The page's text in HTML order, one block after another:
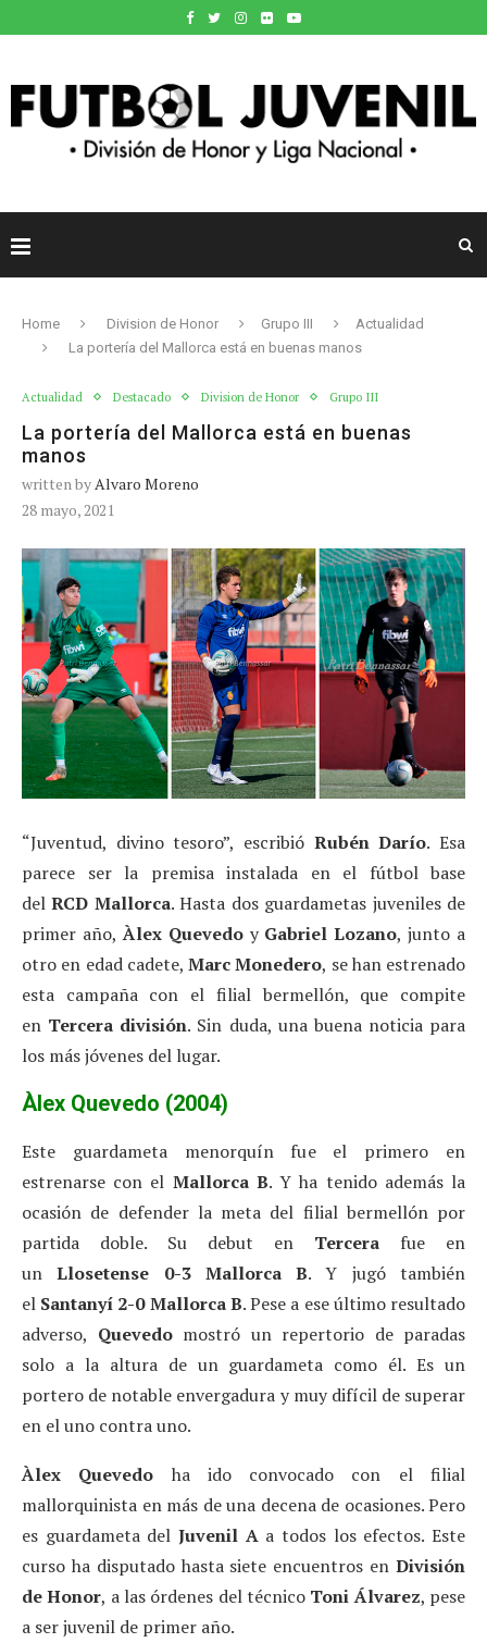
Home Division de Honor Grupo III
Actualidad
La portería del Mallorca está en buenas manos
Actualidad Destacado Division de Honor Grupo III
La portería del Mallorca está en buenas
manos
written byAlvaro Moreno
28 mayo, 2021
“Juventud, divino tesoro”, escribió Rubén Darío. Esa
parece ser la premisa instalada en el fútbol base
delRCD Mallorca. Hasta dos guardametas juveniles de
primer año,Àlex Quevedoy Gabriel Lozano, junto a
otro en edad cadete, Marc Monedero, se han estrenado
esta campaña con el filial bermellón, que compite
en Tercera división. Sin duda, una buena noticia para
los más jóvenes del lugar.
Àlex Quevedo (2004)
Este guardameta menorquín fue el primero en
estrenarse con el Mallorca B. Y ha tenido además la
ocasión de defender la meta del filial bermellón por
partida doble. Su debut en Tercera fue en
unLlosetense 0-3 Mallorca B. Y jugó también
el Santanyí 2-0 Mallorca B. Pese a ese último resultado
adverso, Quevedomostró un repertorio de paradas
solo a la altura de un guardameta como él. Es un
portero de notable envergadura y muy difícil de superar
en el uno contra uno.
Àlex Quevedo ha ido convocado con el filial
mallorquinista en más de una decena de ocasiones. Pero
es guardameta del Juvenil Aa todos los efectos. Este
curso ha disputado hasta siete encuentros en División
de Honor, a las órdenes del técnico Toni Álvarez, pese
a ser juvenil de primer año.